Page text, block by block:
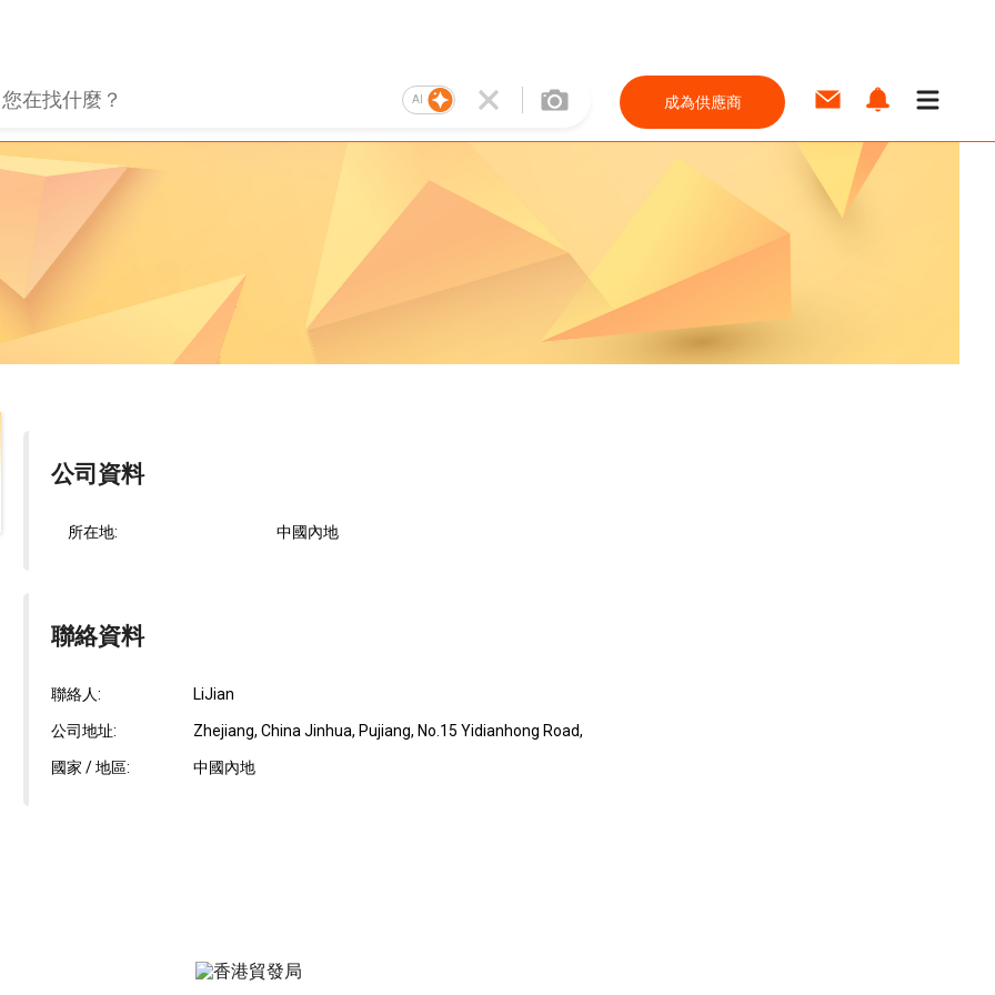
AI 成為供應商
公司資料
所在地: 中國內地
聯絡資料
聯絡人: LiJian
公司地址: Zhejiang, China Jinhua, Pujiang, No.15 Yidianhong Road,
國家 / 地區: 中國內地